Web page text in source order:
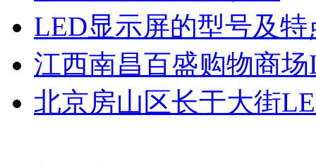
LED显示屏的型号及特
江西南昌百盛购物商
北京房山区长于大街